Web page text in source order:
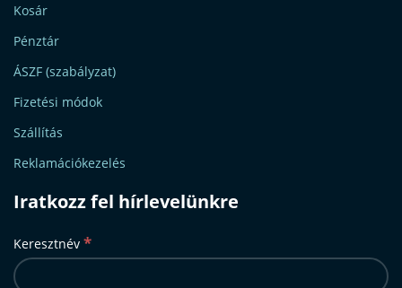
Kosár
Pénztár
ÁSZF (szabályzat)
Fizetési módok
Szállítás
Reklamációkezelés
Iratkozz fel hírlevelünkre
Keresztnév *